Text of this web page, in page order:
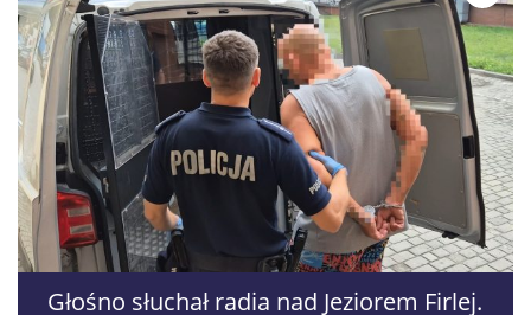
Głośno słuchał radia nad Jeziorem Firlej.